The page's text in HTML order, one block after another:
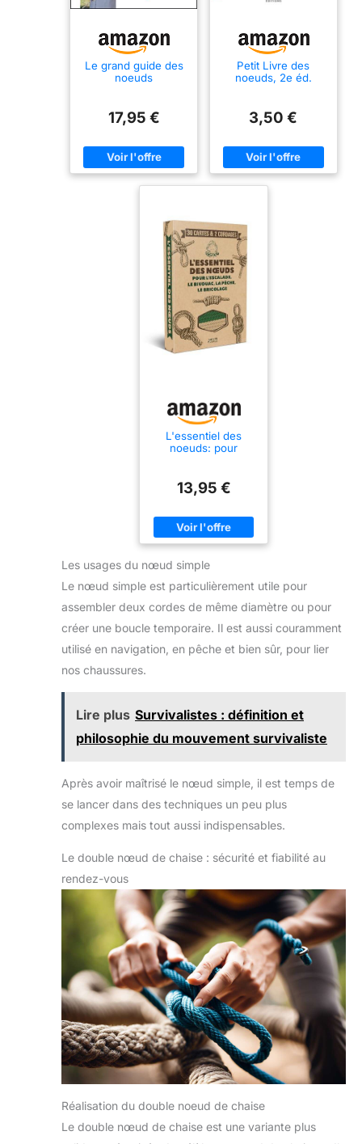
Le grand guide des
noeuds
17,95 €
Petit Livre des
noeuds, 2e éd.
3,50 €
L'essentiel des
noeuds: pour
bricolage
13,95 €
Les usages du nœud simple
Le nœud simple est particulièrement utile pour
assembler deux cordes de même diamètre ou pour
créer une boucle temporaire. Il est aussi couramment
utilisé en navigation, en pêche et bien sûr, pour lier
nos chaussures.
Lire plus Survivalistes : définition et
philosophie du mouvement survivaliste
Après avoir maîtrisé le nœud simple, il est temps de
se lancer dans des techniques un peu plus
complexes mais tout aussi indispensables.
Le double nœud de chaise : sécurité et fiabilité au
rendez-vous
Réalisation du double noeud de chaise
Le double nœud de chaise est une variante plus